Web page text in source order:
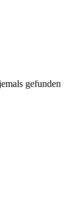
gefunden